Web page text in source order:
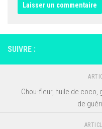
SUIVRE :
Chou-fleur, huile de coco,
de